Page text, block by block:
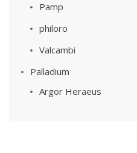
Pamp
philoro
Valcambi
Palladium
Argor Heraeus